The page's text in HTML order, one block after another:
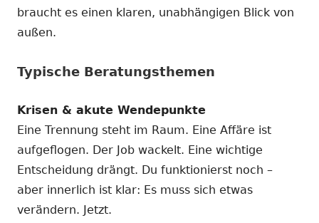
braucht es einen klaren, unabhängigen Blick von
außen.
Typische Beratungsthemen
Krisen & akute Wendepunkte
Eine Trennung steht im Raum. Eine Affäre ist
aufgeflogen. Der Job wackelt. Eine wichtige
Entscheidung drängt. Du funktionierst noch –
aber innerlich ist klar: Es muss sich etwas
verändern. Jetzt.